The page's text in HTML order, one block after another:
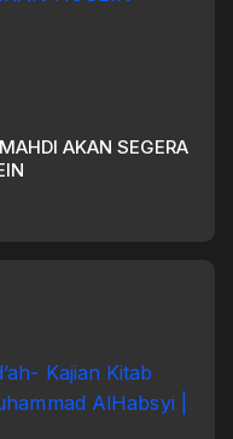
AKAN SEGERA